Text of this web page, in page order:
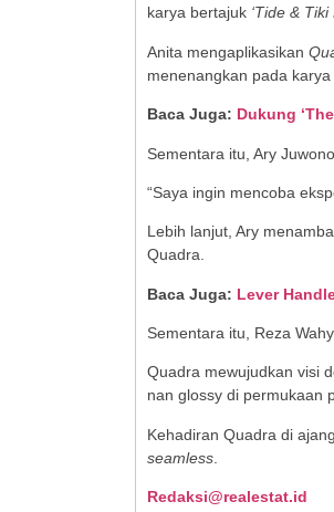
karya bertajuk ‘Tide & Tiki
Anita mengaplikasikan
menenangkan pada karya
Baca Juga: Dukung
Sementara itu, Ary
“Saya ingin mencoba
Lebih lanjut, Ary
Quadra.
Baca Juga: Lever
Sementara itu, Reza
Quadra mewujudkan visi
nan glossy di permukaan
Kehadiran Quadra di
seamless
Redaksi@realestat.id